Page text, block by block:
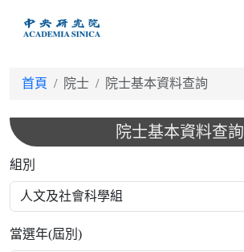
首頁 院士 院士基本資料查詢
院士基本資料查詢
組別
當選年(屆別)